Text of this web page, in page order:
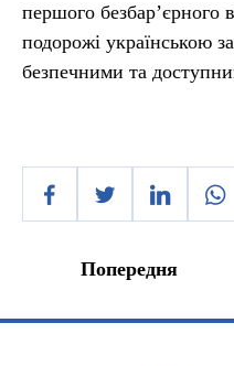
першого
подорожі українською
безпечними та
Попередня